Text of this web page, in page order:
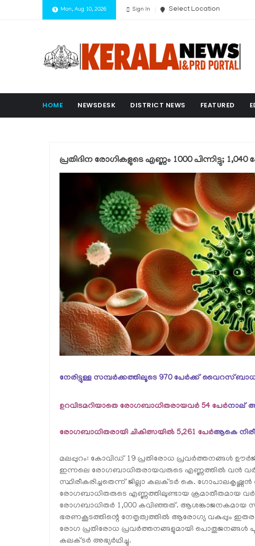
Mon, Aug 10, 2026 Sign In Select Location
HOME NEWSDESK DISTRICT NEWS FEATURED
പ്രതിദിന രോഗികളുടെ എണ്ണം 1000 പിന്നിട്ടു;
നേരിട്ടുള്ള സമ്പര്‍ക്കത്തിലൂടെ 970 പേര്‍ക്ക്
ഉറവിടമറിയാതെ രോഗബാധിതരായവര്‍ 54 പേര്‍നാല്
രോഗബാധിതരായി ചികിത്സയില്‍ 5,261 പേര്‍ആകെ
മലപ്പുറം: കോവിഡ് 19 പ്രതിരോധ പ്രവര്‍ത്തനങ്ങള്‍
ഇന്നലെ രോഗബാധിതരായവരുടെ എണ്ണത്തില്‍ വന്‍
സ്ഥിരീകരിച്ചതെന്ന് ജില്ലാ കലക്ടര്‍ കെ. ഗോപാലകൃഷ്ണന്‍
രോഗബാധിതരുടെ എണ്ണത്തിലുണ്ടായ ക്രമാതീതമായ
രോഗബാധിതര്‍ 1,000 കവിഞ്ഞത്. ആശങ്കാജനകമായ
ഭരണകൂടത്തിന്റെ നേതൃത്വത്തില്‍ ആരോഗ്യ വകുപ്പും
രോഗ പ്രതിരോധ പ്രവര്‍ത്തനങ്ങളുമായി പൊതുജനങ്ങള്‍
കലക്ടര്‍ അഭ്യര്‍ഥിച്ചു.